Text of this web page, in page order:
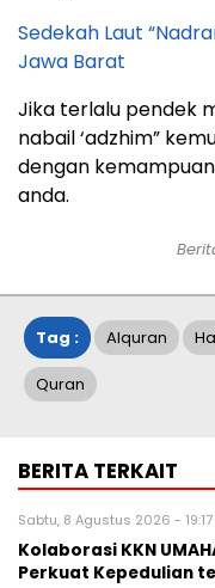
Sedekah Laut
Jawa Barat
Jika terlalu pendek
nabail ‘adzhim”
dengan
anda.
Tag : Alquran
Quran
BERITA TERKAIT
Sabtu, 8 Agustus 2026 - 19:17
Kolaborasi KKN
Perkuat Kepedulian